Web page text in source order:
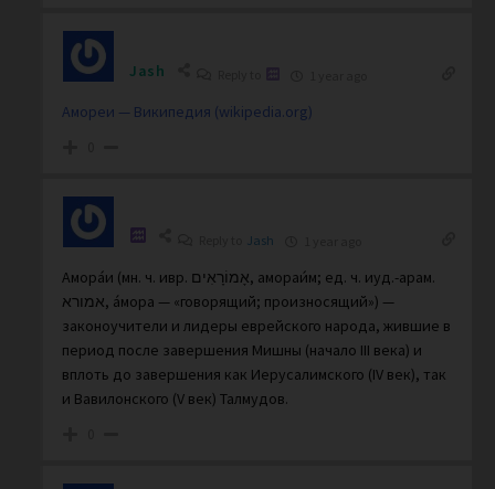
Jash
Амореи — Википедия (wikipedia.org)
Jash
Амора́и (мн. ч. ивр. אָמוֹרָאִים‎, амораи́м; ед. ч. иуд.-арам.
אמורא‎, áмора — «говорящий; произносящий») —
законоучители и лидеры еврейского народа, жившие в
период после завершения Мишны (начало III века) и
вплоть до завершения как Иерусалимского (IV век), так
и Вавилонского (V век) Талмудов.